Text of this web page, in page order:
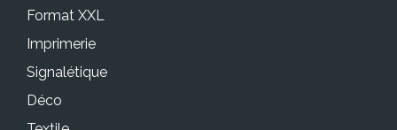
Format XXL
Imprimerie
Signalétique
Déco